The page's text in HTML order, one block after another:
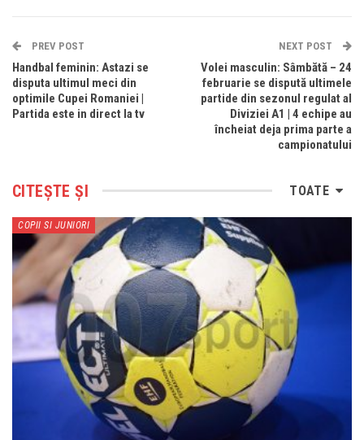
PREV POST
Handbal feminin: Astazi se
disputa ultimul meci din
optimile Cupei Romaniei |
Partida este in direct la tv
NEXT POST
Volei masculin: Sâmbătă – 24
februarie se dispută ultimele
partide din sezonul regulat al
Diviziei A1 | 4 echipe au
încheiat deja prima parte a
campionatului
TOATE
CITEȘTE ȘI
COPII SI JUNIORI